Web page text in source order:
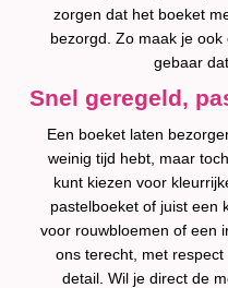
zorgen dat het boeket
bezorgd. Zo maak je
gebaar
Snel geregeld,
Een boeket laten
weinig tijd hebt, maar
kunt kiezen voor
pastelboeket of juist een
voor rouwbloemen of een
ons terecht, met
detail. Wil je direct de